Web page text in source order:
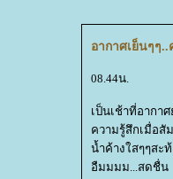
อากาศเย็นๆๆ
08.44น.
เป็นเช้าที่อากา
ความรู้สึกเมื่อสั
น้ำค้างใสๆๆสะ
อืมมมม...สดชื่น